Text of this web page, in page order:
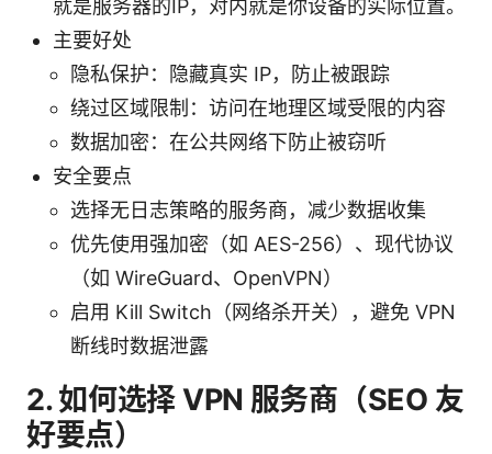
就是服务器的IP，对内就是你设备的实际位置。
主要好处
隐私保护：隐藏真实 IP，防止被跟踪
绕过区域限制：访问在地理区域受限的内容
数据加密：在公共网络下防止被窃听
安全要点
选择无日志策略的服务商，减少数据收集
优先使用强加密（如 AES-256）、现代协议
（如 WireGuard、OpenVPN）
启用 Kill Switch（网络杀开关），避免 VPN
断线时数据泄露
2. 如何选择 VPN 服务商（SEO 友
好要点）